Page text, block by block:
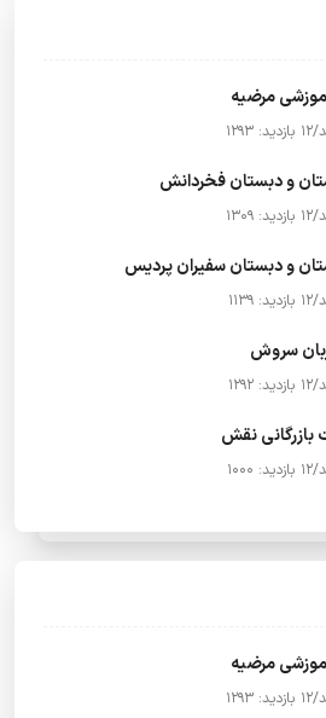
مرضیه
بازدید: 1293
و دبستان فخردانش
بازدید: 1309
و دبستان سفیران پردیس
بازدید: 1139
سروش
بازدید: 1292
نقش
بازدید: 1000
مرضیه
بازدید: 1293